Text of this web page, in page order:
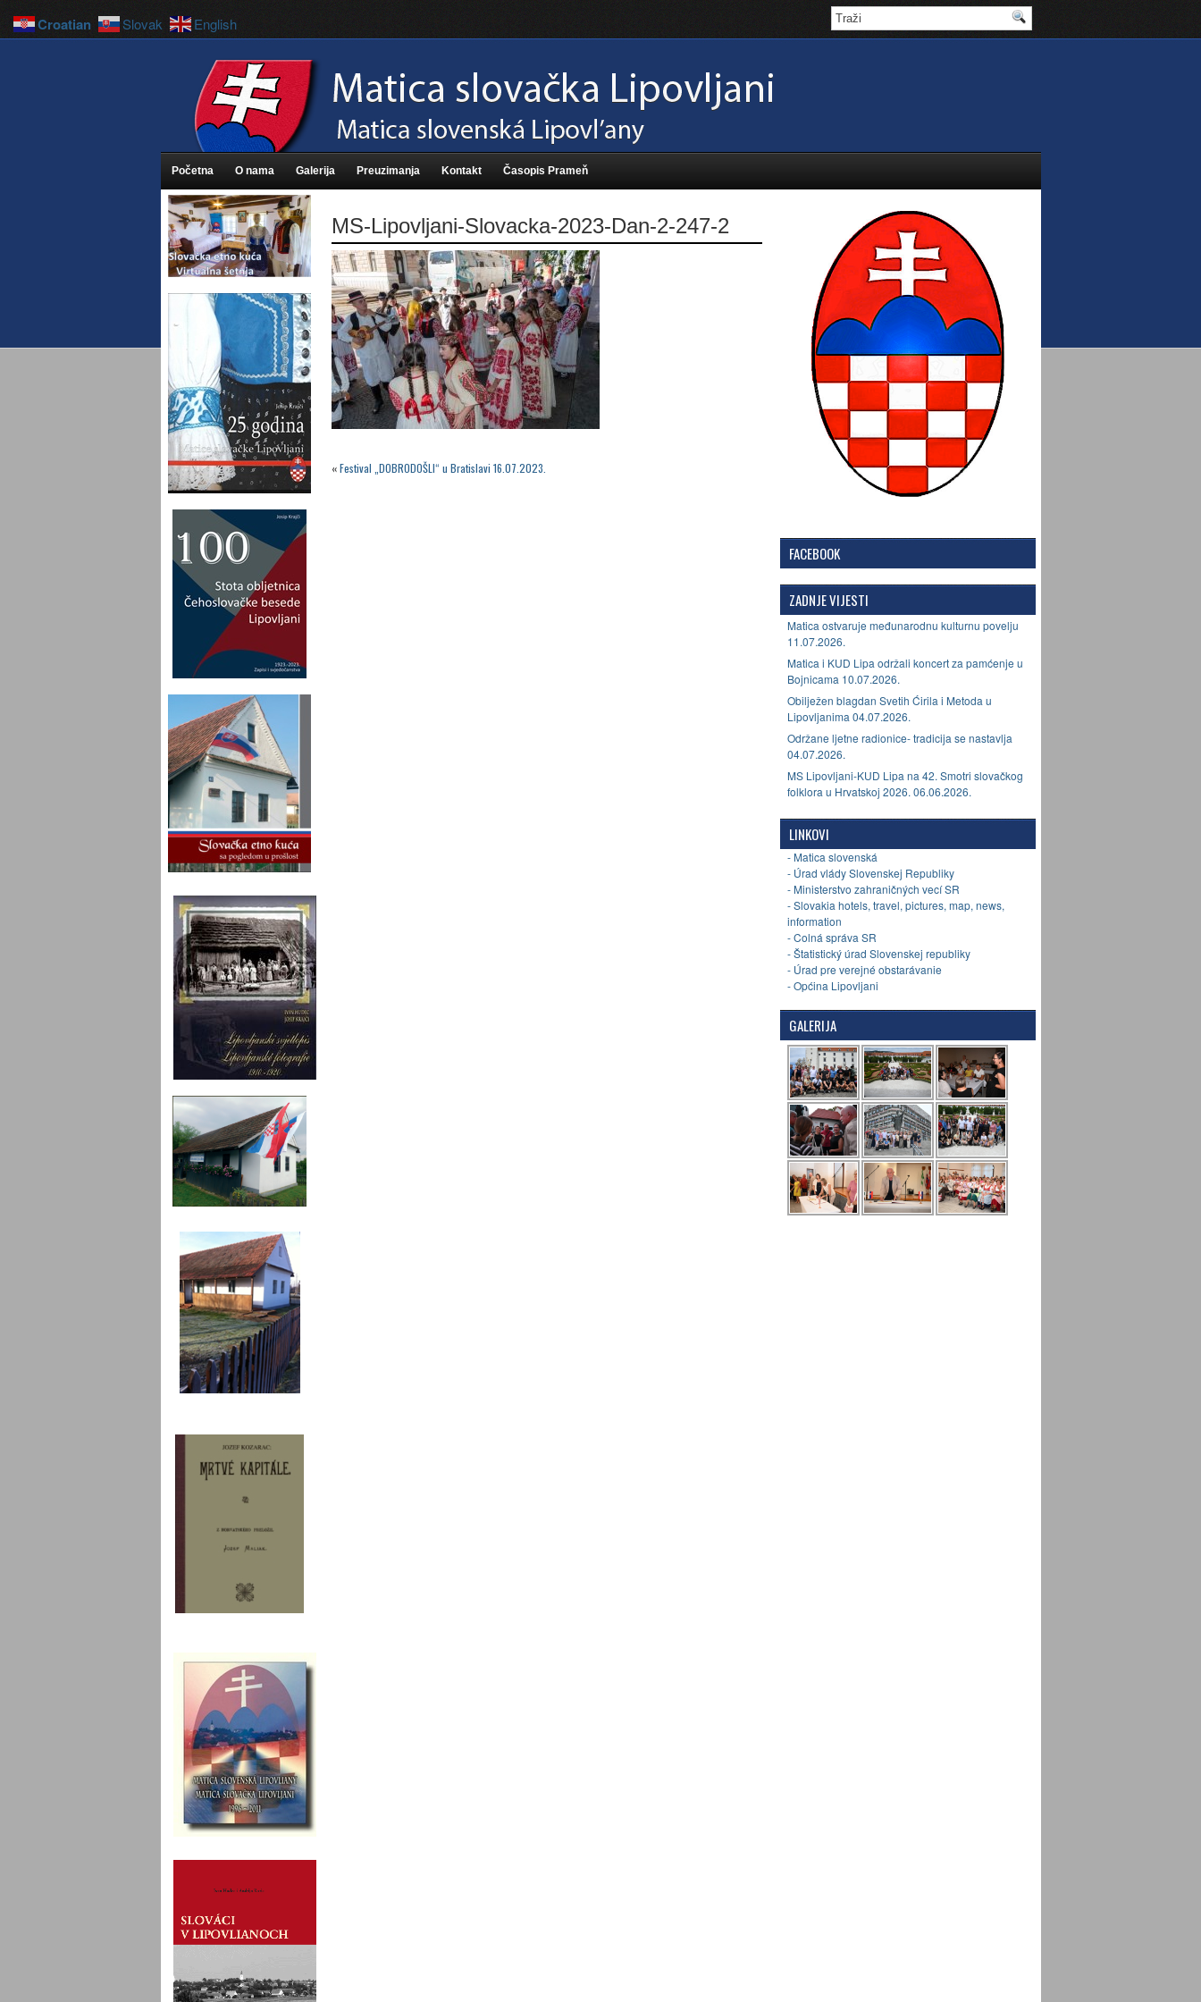
Početna O nama Galerija Preuzimanja Kontakt Časopis Prameň
MS-Lipovljani-Slovacka-2023-Dan-2-247-2
«Festival „DOBRODOŠLI“ u Bratislavi 16.07.2023.
FACEBOOK
ZADNJE VIJESTI
Matica ostvaruje međunarodnu kulturnu povelju
11.07.2026.
Matica i KUD Lipa održali koncert za pamćenje u
Bojnicama 10.07.2026.
Obilježen blagdan Svetih Ćirila i Metoda u
Lipovljanima 04.07.2026.
Održane ljetne radionice- tradicija se nastavlja
04.07.2026.
MS Lipovljani-KUD Lipa na 42. Smotri slovačkog
folklora u Hrvatskoj 2026. 06.06.2026.
LINKOVI
- Matica slovenská
- Úrad vlády Slovenskej Republiky
- Ministerstvo zahraničných vecí SR
- Slovakia hotels, travel, pictures, map, news,
information
- Colná správa SR
- Štatistický úrad Slovenskej republiky
- Úrad pre verejné obstarávanie
- Općina Lipovljani
GALERIJA
Croatian Slovak English